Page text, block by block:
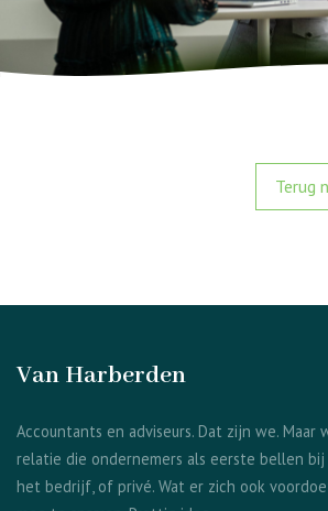
Terug
Van Harberden
Accountants en adviseurs. Dat zijn we. Maar
relatie die ondernemers als eerste bellen
het bedrijf, of privé. Wat er zich ook